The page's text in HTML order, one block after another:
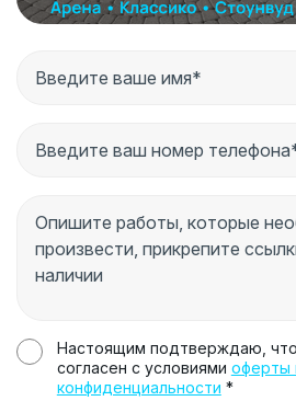
Настоящим подтверждаю,
согласен с условиями оферты
конфиденциальности *